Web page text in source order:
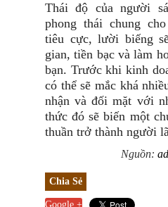
Thái độ của người
phong thái chung
tiêu cực, lười biếng
gian, tiền bạc và làm
bạn. Trước khi kinh
có thể sẽ mắc khá
nhận và đối mặt với
thức đó sẽ biến một
thuần trở thành người
Nguồn:
Chia Sẻ
Google +